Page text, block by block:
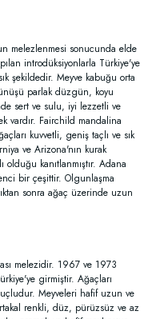
melezlenmesi sonucunda elde
introdüksiyonlarla Türkiye'ye
şekildedir. Meyve kabuğu orta
parlak düzgün, koyu
sert ve sulu, iyi lezzetli ve
vardır. Fairchild mandalina
kuvvetli, geniş taçlı ve sık
ve Arizona'nın kurak
kanıtlanmıştır. Adana
bir çeşittir. Olgunlaşma
sonra ağaç üzerinde uzun
melezidir. 1967 ve 1973
girmiştir. Ağaçları
Meyveleri hafif uzun ve
renkli, düz, pürüzsüz ve az